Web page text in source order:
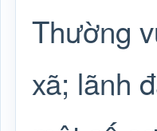
Thường
xã; lãnh